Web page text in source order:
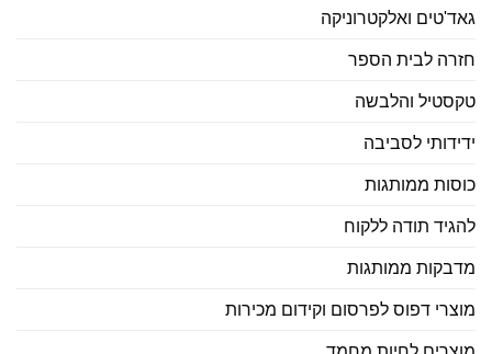
גאד'טים ואלקטרוניקה
חזרה לבית הספר
טקסטיל והלבשה
ידידותי לסביבה
כוסות ממותגות
להגיד תודה ללקוח
מדבקות ממותגות
מוצרי דפוס לפרסום וקידום מכירות